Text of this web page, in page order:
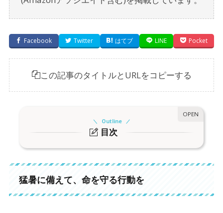
Facebook Twitter はてブ LINE Pocket
この記事のタイトルとURLをコピーする
目次
Outline
2. 熱中症特別警戒アラートとは？
3. 熱中症予防の基本行動
猛暑に備えて、命を守る行動を